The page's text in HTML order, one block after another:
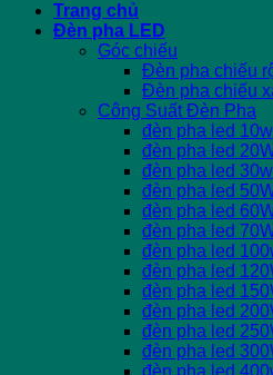
Trang chủ
Đèn pha LED
Góc chiếu
Đèn pha chiếu
Đèn pha chiếu
Công Suất Đèn Pha
đèn pha led 10w
đèn pha led
đèn pha led 30w
đèn pha led
đèn pha led
đèn pha led
đèn pha led
đèn pha led
đèn pha led
đèn pha led
đèn pha led
đèn pha led
đèn pha led